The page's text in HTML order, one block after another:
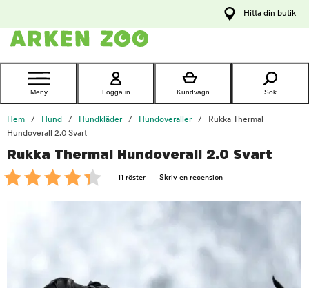
Kontakta
Hitta din butik
Meny Logga in Kundvagn Sök
Hem Hund Hundkläder Hundoveraller
Rukka Thermal
Hundoverall 2.0 Svart
Rukka Thermal Hundoverall 2.0 Svart
11 röster Skriv en recension
foo